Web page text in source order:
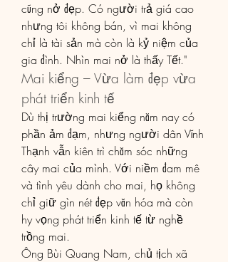
cũng nở đẹp. Có người trả giá cao
nhưng tôi không bán, vì mai không
chỉ là tài sản mà còn là kỷ niệm của
gia đình. Nhìn mai nở là thấy Tết."
Mai kiểng – Vừa làm đẹp vừa
phát triển kinh tế
Dù thị trường mai kiểng năm nay có
phần ảm đạm, nhưng người dân Vĩnh
Thạnh vẫn kiên trì chăm sóc những
cây mai của mình. Với niềm đam mê
và tình yêu dành cho mai, họ không
chỉ giữ gìn nét đẹp văn hóa mà còn
hy vọng phát triển kinh tế từ nghề
trồng mai.
Ông Bùi Quang Nam, chủ tịch xã